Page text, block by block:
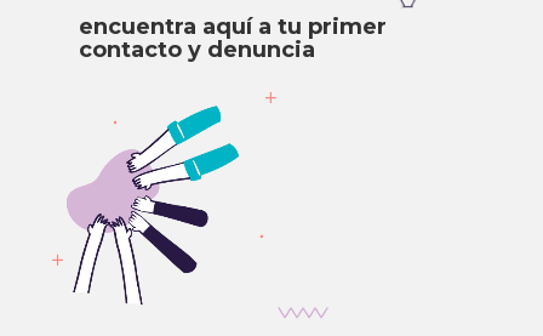
encuentra aquí a tu primer
contacto y denuncia